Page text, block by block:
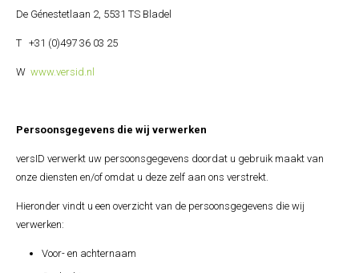
De Génestetlaan 2, 5531 TS Bladel
T +31 (0)497 36 03 25
W www.versid.nl
Persoonsgegevens die wij verwerken
versID verwerkt uw persoonsgegevens doordat u gebruik maakt van
onze diensten en/of omdat u deze zelf aan ons verstrekt.
Hieronder vindt u een overzicht van de persoonsgegevens die wij
verwerken:
Voor- en achternaam